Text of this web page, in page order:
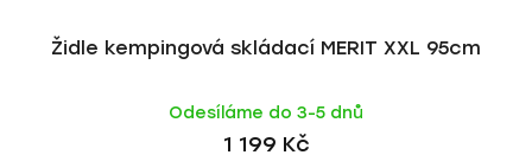
Židle kempingová skládací MERIT XXL 95cm
Odesíláme do 3-5 dnů
1 199 Kč